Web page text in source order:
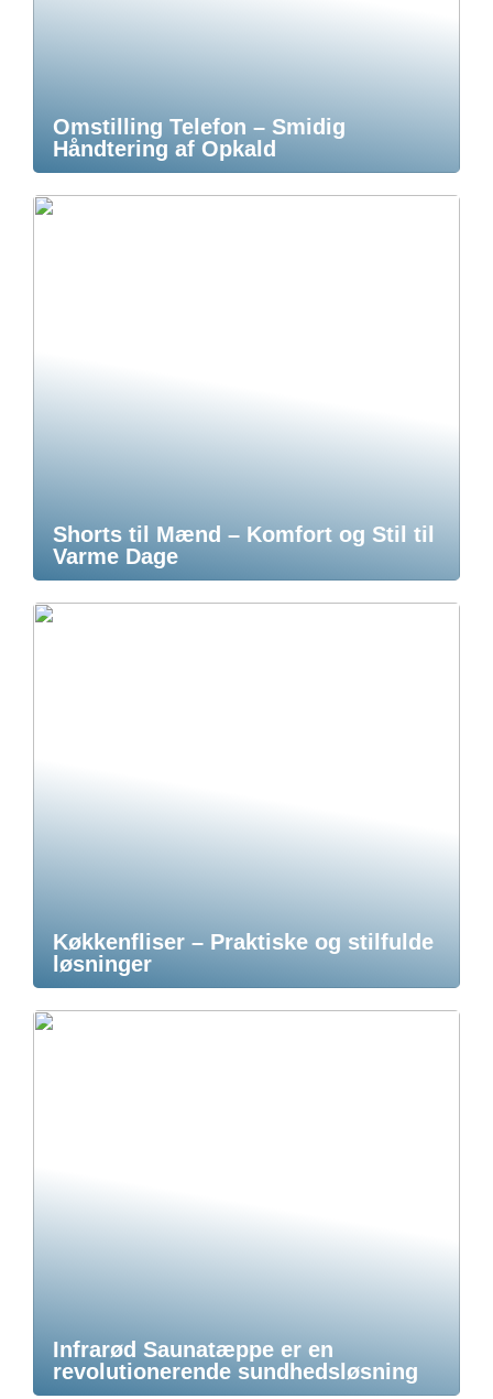
Omstilling Telefon – Smidig
Håndtering af Opkald
Shorts til Mænd – Komfort og Stil til
Varme Dage
Køkkenfliser – Praktiske og stilfulde
løsninger
Infrarød Saunatæppe er en
revolutionerende sundhedsløsning